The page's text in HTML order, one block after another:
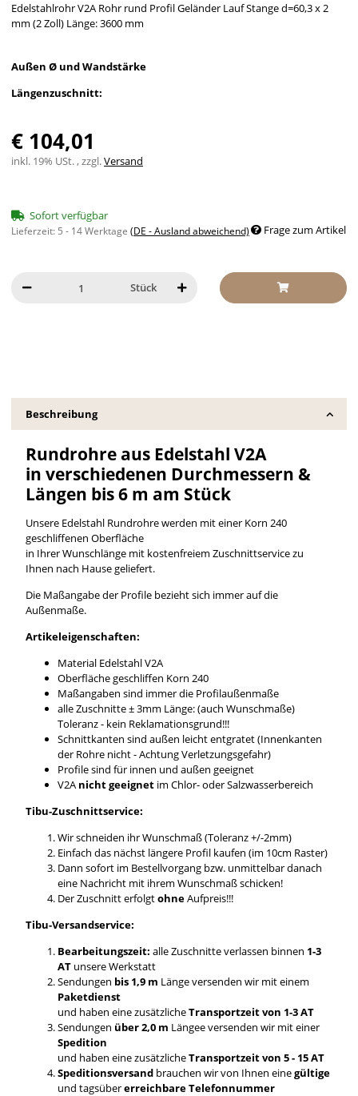
Edelstahlrohr V2A Rohr rund Profil Geländer Lauf Stange d=60,3 x 2
mm (2 Zoll) Länge: 3600 mm
Außen Ø und Wandstärke
Längenzuschnitt:
€ 104,01
inkl. 19% USt. , zzgl.Versand
Sofort verfügbar
Lieferzeit: 5 - 14 Werktage (DE - Ausland abweichend) Frage zum Artikel
Stück
Beschreibung
Rundrohre aus Edelstahl V2A
in verschiedenen Durchmessern &
Längen bis 6 m am Stück
Unsere Edelstahl Rundrohre werden mit einer Korn 240
geschliffenen Oberfläche
in Ihrer Wunschlänge mit kostenfreiem Zuschnittservice zu
Ihnen nach Hause geliefert.
Die Maßangabe der Profile bezieht sich immer auf die
Außenmaße.
Artikeleigenschaften:
Material Edelstahl V2A
Oberfläche geschliffen Korn 240
Maßangaben sind immer die Profilaußenmaße
alle Zuschnitte ± 3mm Länge: (auch Wunschmaße)
Toleranz - kein Reklamationsgrund!!!
Schnittkanten sind außen leicht entgratet (Innenkanten
der Rohre nicht - Achtung Verletzungsgefahr)
Profile sind für innen und außen geeignet
V2A nicht geeignet im Chlor- oder Salzwasserbereich
Tibu-Zuschnittservice:
Wir schneiden ihr Wunschmaß (Toleranz +/-2mm)
Einfach das nächst längere Profil kaufen (im 10cm Raster)
Dann sofort im Bestellvorgang bzw. unmittelbar danach
eine Nachricht mit ihrem Wunschmaß schicken!
Der Zuschnitt erfolgtohneAufpreis!!!
Tibu-Versandservice:
Bearbeitungszeit: alle Zuschnitte verlassen binnen 1-3
AT unsere Werkstatt
Sendungen bis 1,9 m Länge versenden wir mit einem
Paketdienst
und haben eine zusätzlicheTransportzeit von 1-3 AT
Sendungen über 2,0 m Längee versenden wir mit einer
Spedition
und haben eine zusätzlicheTransportzeit von 5 - 15 AT
Speditionsversandbrauchen wir von Ihnen einegültige
und tagsübererreichbare Telefonnummer